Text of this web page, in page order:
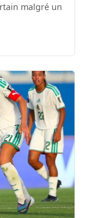
malgré un